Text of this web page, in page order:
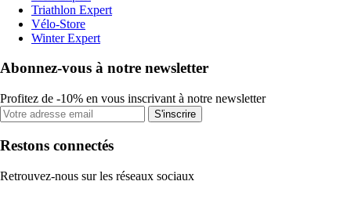
Triathlon Expert
Vélo-Store
Winter Expert
Abonnez-vous à notre newsletter
Profitez de -10% en vous inscrivant à notre newsletter
S'inscrire
Restons connectés
Retrouvez-nous sur les réseaux sociaux